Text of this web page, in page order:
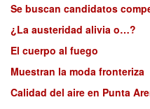
Se buscan candidatos
¿La austeridad alivia o…?
El cuerpo al fuego
Muestran la moda fronteriza
Calidad del aire en Punta